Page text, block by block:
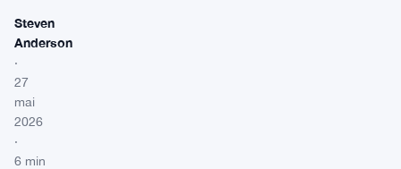
Steven
Anderson
·
27
mai
2026
·
6 min